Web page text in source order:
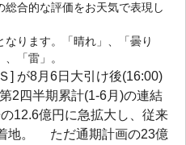
合的な評価をお天気で表現し
なります。「晴れ」、「曇り
「雷」。
] が8月6日大引け後(16:00)
2四半期累計(1-6月)の連結
12.6億円に急拡大し、従来
地。 ただ通期計画の23億